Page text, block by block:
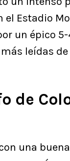
el Estadio
un épico
leídas de
de
una